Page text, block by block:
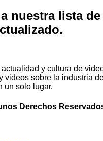
nuestra lista
y cultura de
videos sobre la industria
un solo lugar.
Derechos